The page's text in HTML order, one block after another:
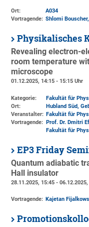
Ort:
A034
Vortragende: Shlomi
Physikalisches
Revealing electron-
room temperature
microscope
01.12.2025, 14:15 - 15:15 Uhr
Kategorie:
Fakultät für
Ort:
Hubland Süd,
Veranstalter: Fakultät für
Vortragende: Prof. Dr. Dmitri
Fakultät für
EP3 Friday
Quantum adiabatic
Hall insulator
28.11.2025, 15:45 -
Vortragende: Kajetan